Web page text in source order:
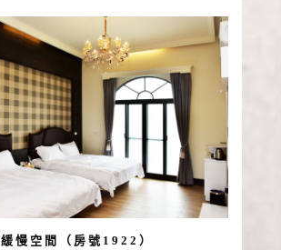
緩慢空間（房號1922）